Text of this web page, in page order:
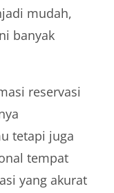
mudah,
banyak
reservasi
tetapi juga
tempat
yang akurat